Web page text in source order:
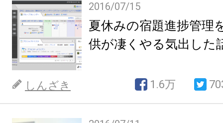
2016/07/15
夏休みの宿題進捗管理
供が凄くやる気出した
しんざき 1.6万